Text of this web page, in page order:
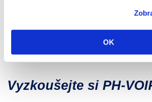
OK
Vyzkoušejte si PH-